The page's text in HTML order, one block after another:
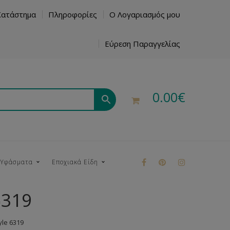
Πληροφορίες Ο Λογαριασμός μου
Εύρεση Παραγγελίας
0.00€
Εποχιακά Είδη
6319